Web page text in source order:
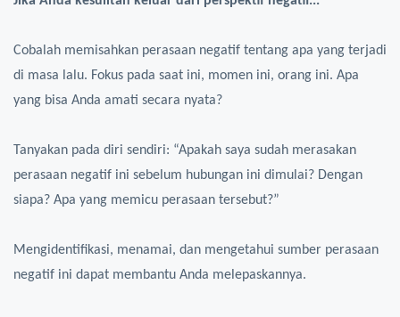
Cobalah memisahkan perasaan negatif tentang apa yang terjadi
di masa lalu. Fokus pada saat ini, momen ini, orang ini. Apa
yang bisa Anda amati secara nyata?
Tanyakan pada diri sendiri: “Apakah saya sudah merasakan
perasaan negatif ini sebelum hubungan ini dimulai? Dengan
siapa? Apa yang memicu perasaan tersebut?”
Mengidentifikasi, menamai, dan mengetahui sumber perasaan
negatif ini dapat membantu Anda melepaskannya.